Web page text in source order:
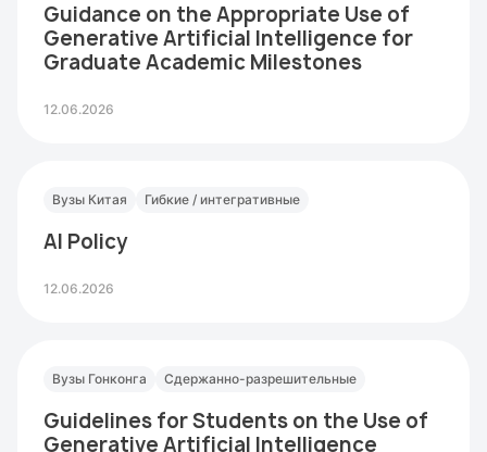
Guidance on the Appropriate Use of
Generative Artificial Intelligence for
Graduate Academic Milestones
12.06.2026
Вузы Китая Гибкие / интегративные
AI Policy
12.06.2026
Вузы Гонконга Сдержанно-разрешительные
Guidelines for Students on the Use of
Generative Artificial Intelligence